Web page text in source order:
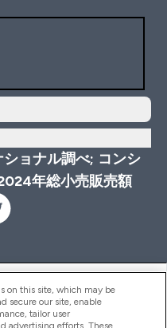
ョナル調べ; コンシ
年総小売販売額
on this site, which may be
secure our site, enable
tailor user
advertising efforts. These